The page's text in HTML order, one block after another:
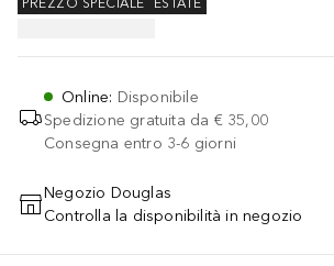
ESTATE
PREZZO SPECIALE
Online: Disponibile
Spedizione gratuita da € 35,00
Consegna entro 3-6 giorni
AGGIUNGI AL CARRELLO
Negozio Douglas
Controlla la disponibilità in negozio